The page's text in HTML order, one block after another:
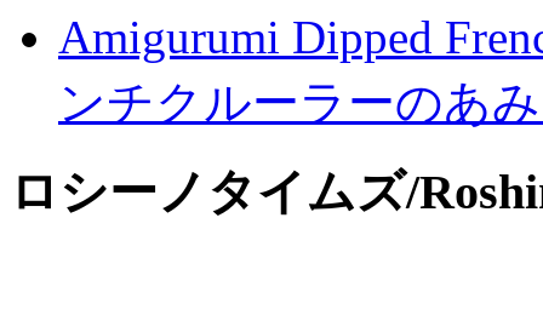
Amigurumi Dipped
ンチクルーラーのあ
ロシーノタイムズ/